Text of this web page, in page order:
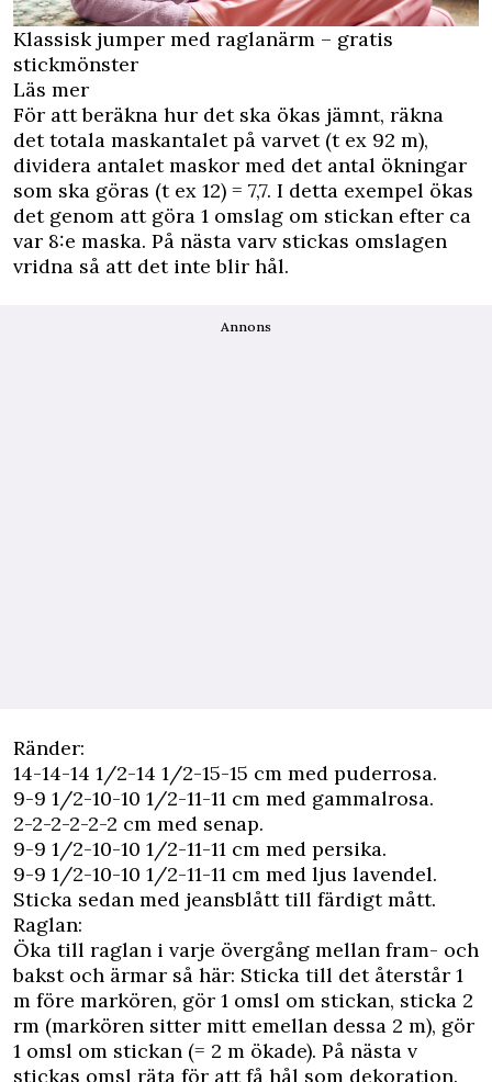
Klassisk jumper med raglanärm – gratis
stickmönster
Läs mer
För att beräkna hur det ska ökas jämnt, räkna
det totala maskantalet på varvet (t ex 92 m),
dividera antalet maskor med det antal ökningar
som ska göras (t ex 12) = 7,7. I detta exempel ökas
det genom att göra 1 omslag om stickan efter ca
var 8:e maska. På nästa varv stickas omslagen
vridna så att det inte blir hål.
Annons
Ränder:
14-14-14 1/2-14 1/2-15-15 cm med puderrosa.
9-9 1/2-10-10 1/2-11-11 cm med gammalrosa.
2-2-2-2-2-2 cm med senap.
9-9 1/2-10-10 1/2-11-11 cm med persika.
9-9 1/2-10-10 1/2-11-11 cm med ljus lavendel.
Sticka sedan med jeansblått till färdigt mått.
Raglan:
Öka till raglan i varje övergång mellan fram- och
bakst och ärmar så här: Sticka till det återstår 1
m före markören, gör 1 omsl om stickan, sticka 2
rm (markören sitter mitt emellan dessa 2 m), gör
1 omsl om stickan (= 2 m ökade). På nästa v
stickas omsl räta för att få hål som dekoration.